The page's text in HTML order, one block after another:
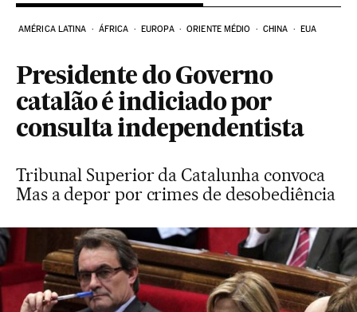
AMÉRICA LATINA ÁFRICA EUROPA ORIENTE MÉDIO CHINA EUA
Presidente do Governo
catalão é indiciado por
consulta independentista
Tribunal Superior da Catalunha convoca
Mas a depor por crimes de desobediência